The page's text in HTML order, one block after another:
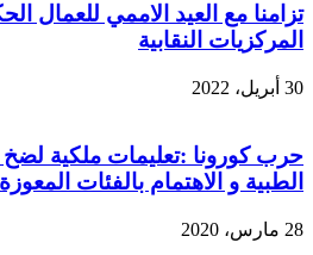
تزامنا مع العيد الاممي للعمال
المركزيات النقابية
30 أبريل، 2022
حرب كورونا :تعليمات ملكية لضخ
الطبية و الاهتمام بالفئات المعوزة
28 مارس، 2020